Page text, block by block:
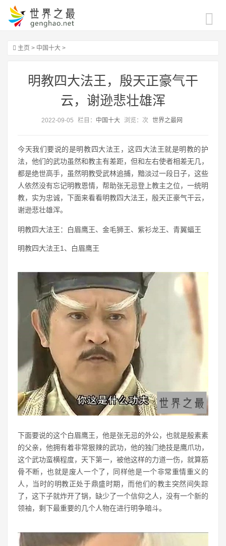
主页 > 中国十大 >
明教四大法王，殷天正豪气干
云，谢逊悲壮雄浑
2022-09-05 栏目： 中国十大 浏览： 次 世界之最网
今天我们要说的是明教四大法王，这四大法王就是明教的护
法，他们的武功虽然和教主有差距，但和左右使者相差无几，
都是绝世高手，虽然明教受武林追捕，黯淡过一段日子，这些
人依然没有忘记明教恩情，帮助张无忌登上教主之位，一统明
教，实为忠诚，下面来看看明教四大法王，殷天正豪气干云，
谢逊悲壮雄浑。
明教四大法王：白眉鹰王、金毛狮王、紫衫龙王、青翼蝠王
明教四大法王1、白眉鹰王
下面要说的这个白眉鹰王，他是张无忌的外公，也就是殷素素
的父亲，他拥有着非常狠辣的武功，他的独门绝技是鹰爪功，
这个武功蛮横程度，天下第一，被他这样的力道一伤，就算筋
骨不断，也就是废人一个了，同样他是一个非常重情重义的
人，当时的明教正处于鼎盛时期，而他们的教主突然间失踪
了，这下子就炸开了锅，缺少了一个信仰之人，没有一个新的
领袖，剩下最重要的几个人物在进行明争暗斗。